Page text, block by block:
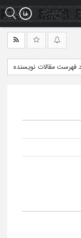
فهرست مقالات نویسنده